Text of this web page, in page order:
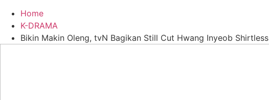
Home
K-DRAMA
Bikin Makin Oleng, tvN Bagikan Still Cut Hwang Inyeob Shirtless